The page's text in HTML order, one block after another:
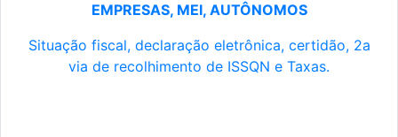
EMPRESAS, MEI, AUTÔNOMOS
Situação fiscal, declaração eletrônica, certidão, 2a
via de recolhimento de ISSQN e Taxas.